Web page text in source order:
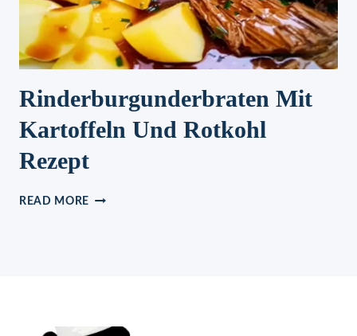
Rinderburgunderbraten Mit
Kartoffeln Und Rotkohl
Rezept
READ MORE RINDERBURGUNDERBRATEN